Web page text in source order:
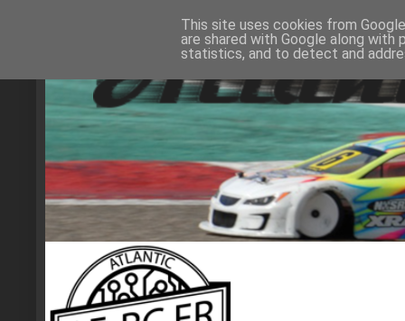
This site uses cookies from
are shared with Google along
statistics, and to detect and